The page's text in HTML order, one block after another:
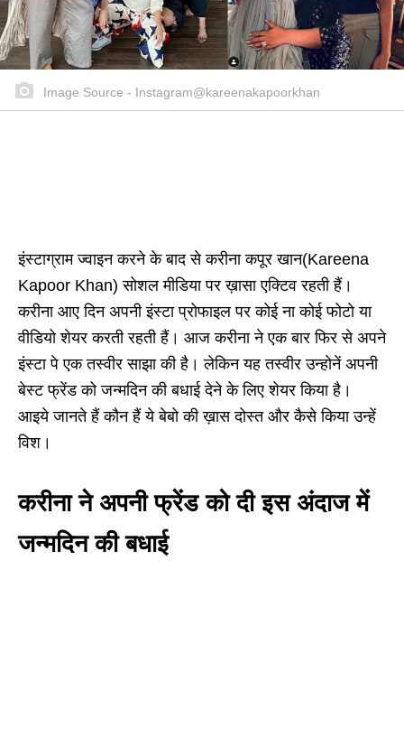
Image Source - Instagram@kareenakapoorkhan
इंस्टाग्राम ज्वाइन करने के बाद से करीना कपूर खान(Kareena
Kapoor Khan) सोशल मीडिया पर ख़ासा एक्टिव रहती हैं।
करीना आए दिन अपनी इंस्टा प्रोफाइल पर कोई ना कोई फोटो या
वीडियो शेयर करती रहती हैं। आज करीना ने एक बार फिर से अपने
इंस्टा पे एक तस्वीर साझा की है। लेकिन यह तस्वीर उन्होनें अपनी
बेस्ट फ्रेंड को जन्मदिन की बधाई देने के लिए शेयर किया है।
आइये जानते हैं कौन हैं ये बेबो की ख़ास दोस्त और कैसे किया उन्हें
विश।
करीना ने अपनी फ्रेंड को दी इस अंदाज में
जन्मदिन की बधाई